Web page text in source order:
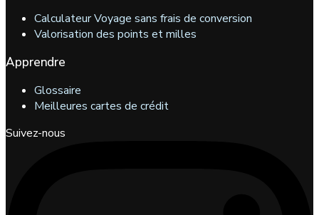
Calculateur Voyage sans frais de conversion
Valorisation des points et milles
Apprendre
Glossaire
Meilleures cartes de crédit
Suivez-nous